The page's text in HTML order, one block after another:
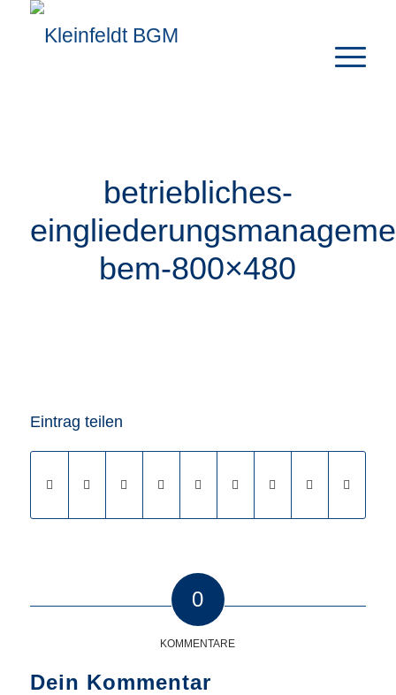
betriebliches-
bem-800×480
Eintrag teilen
0
KOMMENTARE
Dein Kommentar